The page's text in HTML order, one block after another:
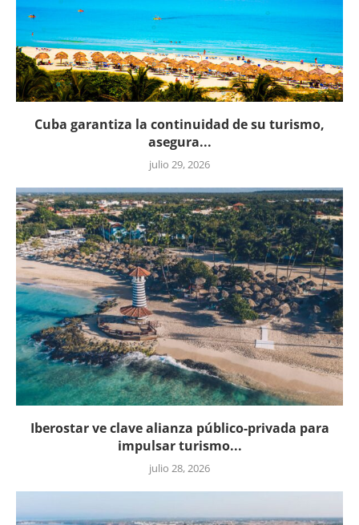
Cuba garantiza la continuidad de su turismo,
asegura...
julio 29, 2026
Iberostar ve clave alianza público-privada para
impulsar turismo...
julio 28, 2026